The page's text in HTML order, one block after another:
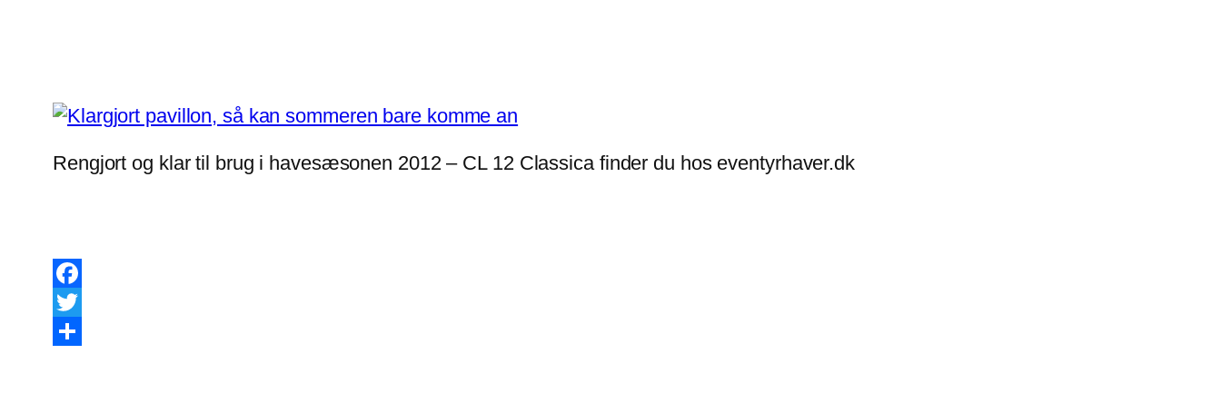
Rengjort og klar til brug i havesæsonen 2012 – CL 12 Classica finder du hos eventyrhaver.dk
Facebook
Twitter